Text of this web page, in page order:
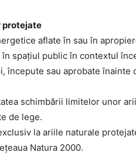
protejate
aflate în sau în
spațiul public în contextul
sau aprobate înainte
schimbării limitelor unor
de lege.
la ariile naturale
Natura 2000.